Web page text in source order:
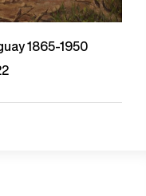
1865-1950